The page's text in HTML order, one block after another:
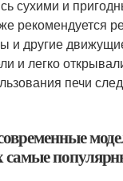
сухими и
рекомендуется
и другие
и легко
печи
самые